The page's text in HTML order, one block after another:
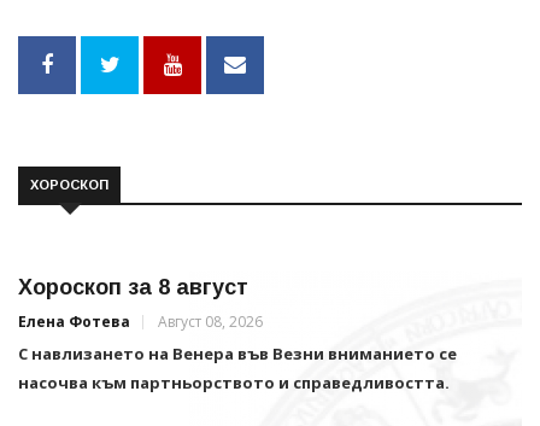
ХОРОСКОП
Хороскоп за 8 август
Елена Фотева Август 08, 2026
С навлизането на Венера във Везни вниманието се
насочва към партньорството и справедливостта.